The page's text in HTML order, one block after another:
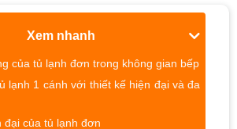
Xem nhanh
của tủ lạnh đơn trong không gian bếp
lạnh 1 cánh với thiết kế hiện đại và đa
đại của tủ lạnh đơn